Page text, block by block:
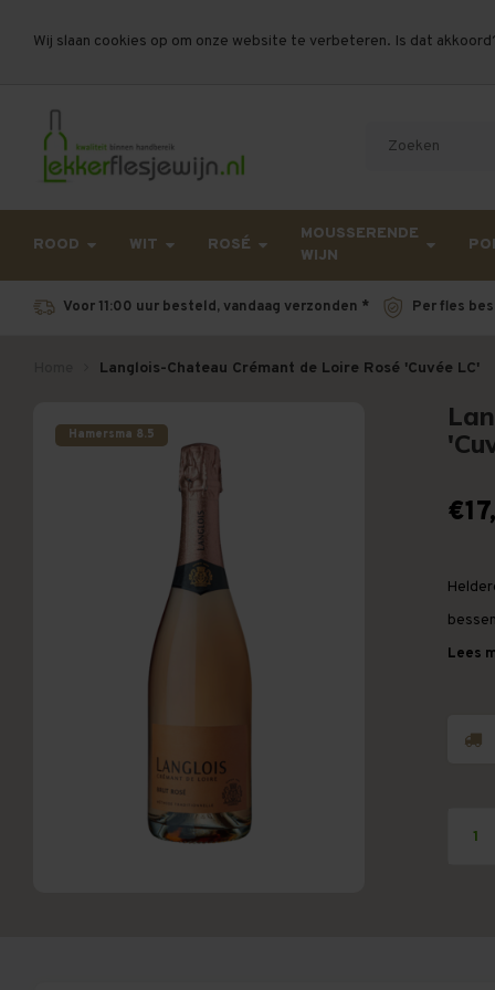
Wij slaan cookies op om onze website te verbeteren. Is dat
Let op, vanwege drukte bij PostNL kan uw
ROOD WIT ROSÉ
MOUSSERENDE
WIJN
Voor 11:00 uur besteld, vandaag verzonden * Per fles
Langlois-Chateau Crémant de Loire Rosé 'Cuvée LC'
Hamersma 8.5
Lees